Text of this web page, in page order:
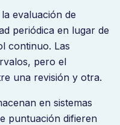
evaluación de
periódica en lugar de
continuo. Las
pero el
una revisión y otra.
en sistemas
puntuación difieren